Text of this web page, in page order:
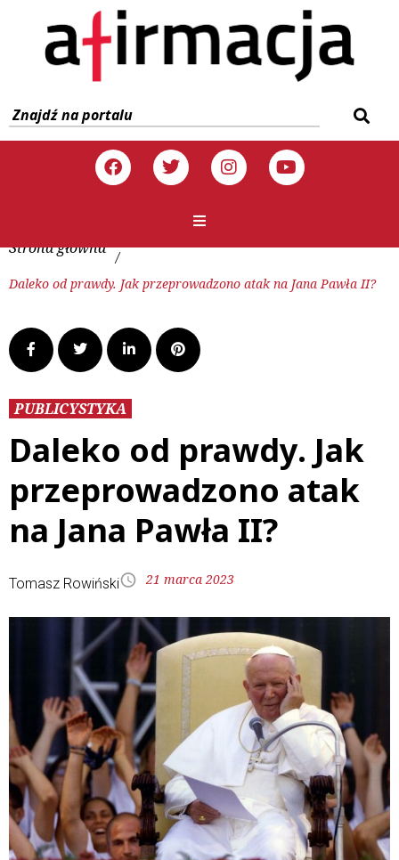
Strona główna /
Daleko od prawdy. Jak przeprowadzono atak na Jana Pawła II?
PUBLICYSTYKA
Daleko od prawdy. Jak
przeprowadzono atak
na Jana Pawła II?
Tomasz Rowiński 21 marca 2023